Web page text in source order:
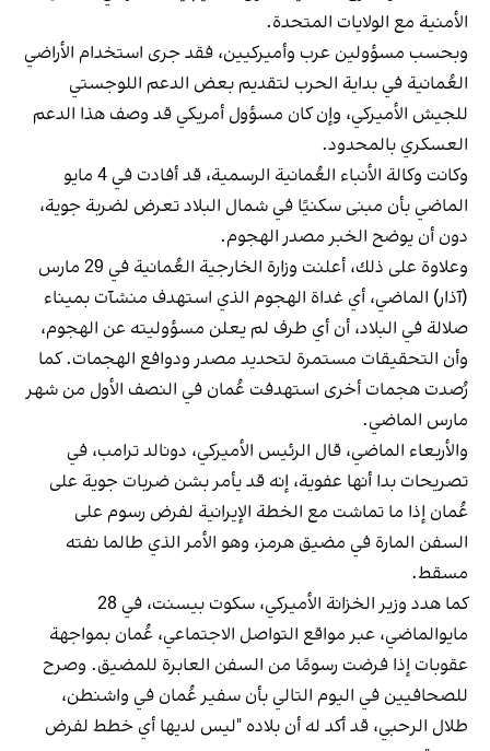
الأمنية مع الولايات المتحدة.
وبحسب مسؤولين عرب وأميركيين، فقد جرى استخدام الأراضي
العُمانية في بداية الحرب لتقديم بعض الدعم اللوجستي
للجيش الأميركي، وإن كان مسؤول أمريكي قد وصف هذا الدعم
العسكري بالمحدود.
وكانت وكالة الأنباء العُمانية الرسمية، قد أفادت في 4 مايو
الماضي بأن مبنى سكنيًا في شمال البلاد تعرض لضربة جوية،
دون أن يوضح الخبر مصدر الهجوم.
وعلاوة على ذلك، أعلنت وزارة الخارجية العُمانية في 29 مارس
(آذار) الماضي، أي غداة الهجوم الذي استهدف منشآت بميناء
صلالة في البلاد، أن أي طرف لم يعلن مسؤوليته عن الهجوم،
وأن التحقيقات مستمرة لتحديد مصدر ودوافع الهجمات. كما
رُصدت هجمات أخرى استهدفت عُمان في النصف الأول من شهر
مارس الماضي.
والأربعاء الماضي، قال الرئيس الأميركي، دونالد ترامب، في
تصريحات بدا أنها عفوية، إنه قد يأمر بشن ضربات جوية على
عُمان إذا ما تماشت مع الخطة الإيرانية لفرض رسوم على
السفن المارة في مضيق هرمز، وهو الأمر الذي طالما نفته
مسقط.
كما هدد وزير الخزانة الأميركي، سكوت بيسنت، في 28
مايوالماضي، عبر مواقع التواصل الاجتماعي، عُمان بمواجهة
عقوبات إذا فرضت رسومًا من السفن العابرة للمضيق. وصرح
للصحافيين في اليوم التالي بأن سفير عُمان في واشنطن،
طلال الرحبي، قد أكد له أن بلاده "ليس لديها أي خطط لفرض